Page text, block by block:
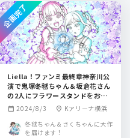
Liella！ファンミ最終章神奈川公
演で鬼塚冬毬ちゃん＆坂倉花さん
の2人にフラワースタンドをお贈
りしませんか？
calendar_month 2024/8/3 location_on Kアリーナ横浜
冬毬ちゃん＆さくちゃんに大作
を届けます！
企画完了